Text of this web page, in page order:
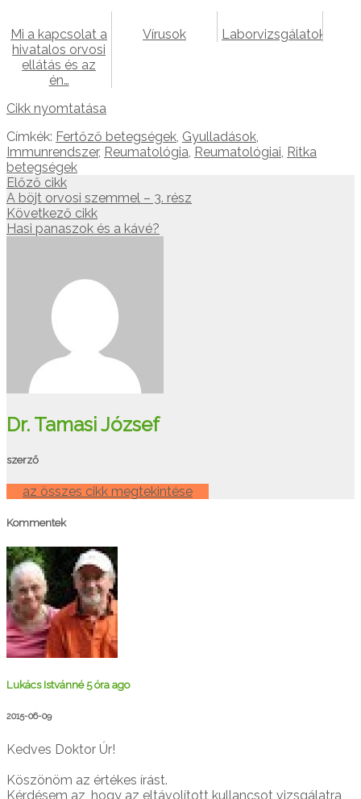
Mi a kapcsolat a
hivatalos orvosi
ellátás és az
én…
Vírusok Laborvizsgálatok
Cikk nyomtatása
Címkék: Fertőző betegségek Gyulladások
Immunrendszer, Reumatológia Reumatológiai Ritka
betegségek
Előző cikk
A böjt orvosi szemmel – 3. rész
Következő cikk
Hasi panaszok és a kávé?
Dr. Tamasi József
szerző
az összes cikk megtekintése
Kommentek
Lukács Istvánné5 óra ago
2015-06-09
Kedves Doktor Úr!
Köszönöm az értékes írást.
Kérdésem az, hogy az eltávolított kullancsot vizsgálatra